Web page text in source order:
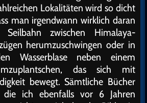
Lokalitäten wird so dicht
man irgendwann wirklich daran
zwischen Himalaya-
herumzuschwingen oder in
Wasserblase neben einem
das sich mit
bewegt. Sämtliche Bücher
die ich ebenfalls vor 6 Jahren